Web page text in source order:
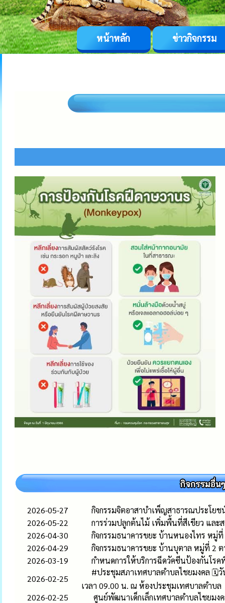
หน้าหลัก ข่าวกิจกรรม
2026-05-27
กิจกรรมจิตอาสาบำเพ็ญสาธารณประโยช
2026-05-22
การร่วมปลูกต้นไม้ เพิ่มพื้นที่สีเขียว และ
2026-04-30
กิจกรรมธนาคารขยะ บ้านหนองไทร หมู่
2026-04-29
กิจกรรมธนาคารขยะ บ้านบุตาล หมู่ที่ 2
2026-03-19
กำหนดการให้บริการฉีดวัคซีนป้องกันโร
2026-02-25
#ประชุมสภาเทศบาลตำบลไชยมงคล 🗓️
เวลา 09.00 น. ณ ห้องประชุมเทศบาลตำบล
2026-02-25
ศูนย์พัฒนาเด็กเล็กเทศบาลตำบลไชยมง